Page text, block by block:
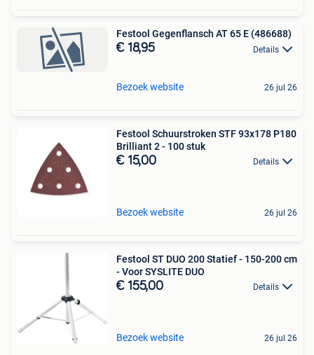
Festool Gegenflansch AT 65 E (486688)
€ 18,95 Details
Bezoek website 26 jul 26
Festool Schuurstroken STF 93x178 P180
Brilliant 2 - 100 stuk
€ 15,00 Details
Bezoek website 26 jul 26
Festool ST DUO 200 Statief - 150-200 cm
- Voor SYSLITE DUO
€ 155,00 Details
Bezoek website 26 jul 26